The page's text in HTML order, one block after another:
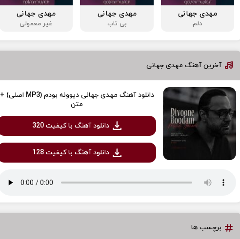
مهدی جهانی
دلم
مهدی جهانی
بی تاب
مهدی جهانی
غیر معمولی
آخرین آهنگ مهدی جهانی
دانلود آهنگ مهدی جهانی دیوونه بودم (MP3 اصلی) +
متن
دانلود آهنگ با کیفیت 320
دانلود آهنگ با کیفیت 128
برچسب ها